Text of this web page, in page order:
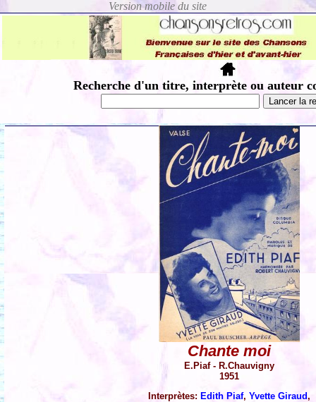
Recherche d'un titre, interprète ou auteur
Chante moi
E.Piaf - R.Chauvigny
1951
Interprètes: Edith Piaf, Yvette Giraud,